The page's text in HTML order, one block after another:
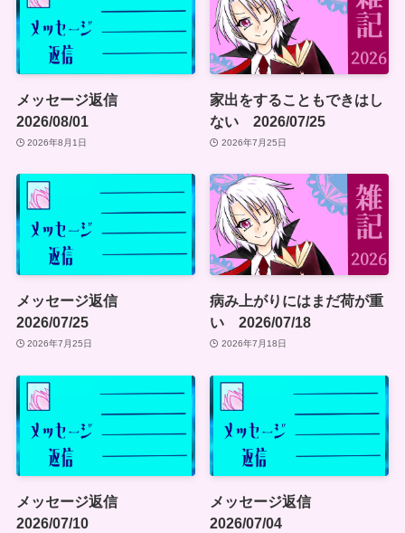
メッセージ返信
2026/08/01
2026年8月1日
家出をすることもできはし
ない 2026/07/25
2026年7月25日
メッセージ返信
2026/07/25
2026年7月25日
病み上がりにはまだ荷が重
い 2026/07/18
2026年7月18日
メッセージ返信
2026/07/10
メッセージ返信
2026/07/04